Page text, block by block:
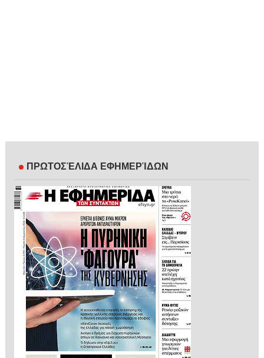
ΠΡΩΤΟΣΈΛΙΔΑ ΕΦΗΜΕΡΊΔΩΝ